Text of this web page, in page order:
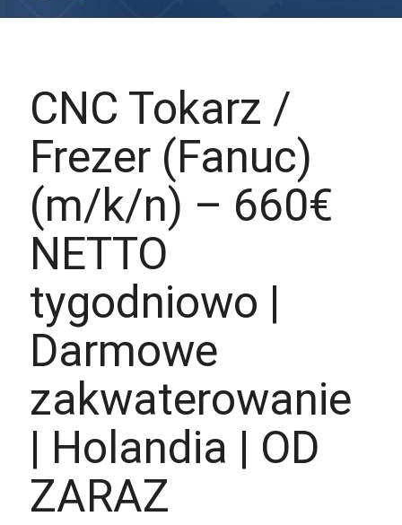
CNC Tokarz /
Frezer (Fanuc)
(m/k/n) – 660€
NETTO
tygodniowo |
Darmowe
zakwaterowanie
| Holandia | OD
ZARAZ